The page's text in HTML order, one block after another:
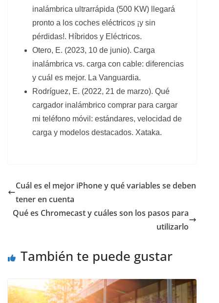
inalámbrica ultrarrápida (500 KW) llegará
pronto a los coches eléctricos ¡y sin
pérdidas!. Híbridos y Eléctricos.
Otero, E. (2023, 10 de junio). Carga
inalámbrica vs. carga con cable: diferencias
y cuál es mejor. La Vanguardia.
Rodríguez, E. (2022, 21 de marzo). Qué
cargador inalámbrico comprar para cargar
mi teléfono móvil: estándares, velocidad de
carga y modelos destacados. Xataka.
Cuál es el mejor iPhone y qué variables se deben
tener en cuenta
Qué es Chromecast y cuáles son los pasos para
utilizarlo
También te puede gustar